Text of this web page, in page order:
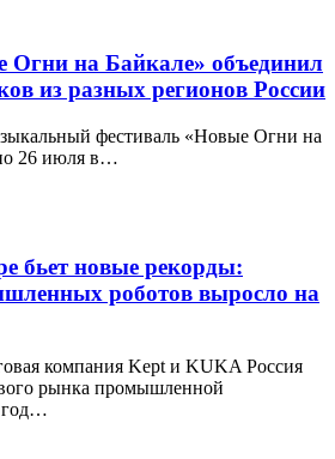
Огни на Байкале» объединил
из разных регионов России
фестиваль «Новые Огни на
26 июля в…
бьет новые рекорды:
роботов выросло на
компания Kept и KUKA Россия
рынка промышленной
год…